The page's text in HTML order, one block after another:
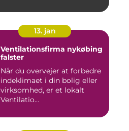
13. jan
Ventilationsfirma nykøbing
falster
Når du overvejer at forbedre
indeklimaet i din bolig eller
virksomhed, er et lokalt
Ventilatio...